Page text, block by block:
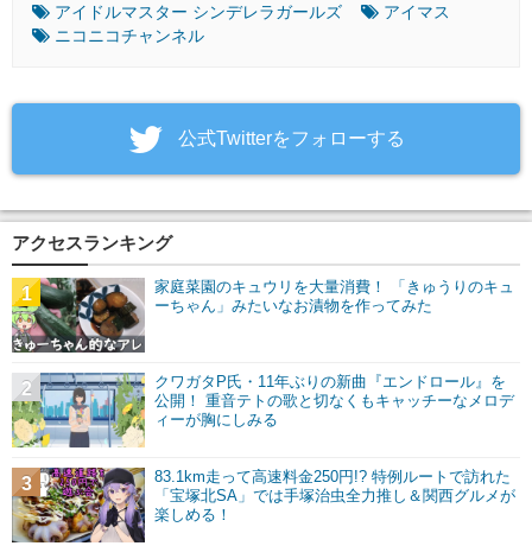
アイドルマスター シンデレラガールズ
アイマス
ニコニコチャンネル
‎公式Twitterをフォローする
アクセスランキング
家庭菜園のキュウリを大量消費！ 「きゅうりのキュ
ーちゃん」みたいなお漬物を作ってみた
1
クワガタP氏・11年ぶりの新曲『エンドロール』を
公開！ 重音テトの歌と切なくもキャッチーなメロデ
ィーが胸にしみる
2
83.1km走って高速料金250円!? 特例ルートで訪れた
「宝塚北SA」では手塚治虫全力推し＆関西グルメが
楽しめる！
3